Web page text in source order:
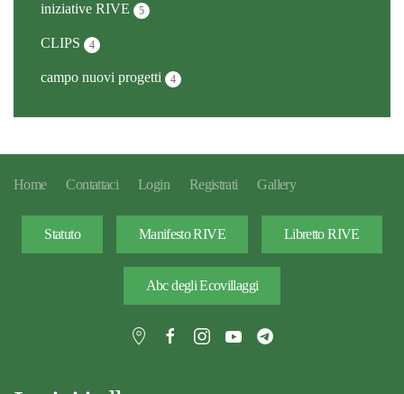
iniziative RIVE 5
CLIPS 4
campo nuovi progetti 4
Home Contattaci Login Registrati Gallery
Statuto Manifesto RIVE Libretto RIVE
Abc degli Ecovillaggi